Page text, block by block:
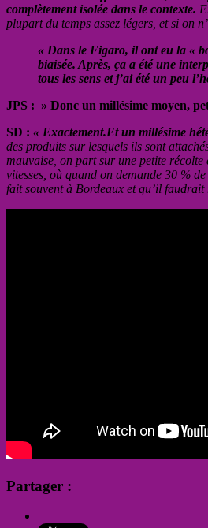
complètement isolée dans le contexte.
plupart du temps assez légers, et si on
« Dans le Figaro, il ont eu la «
biaisée. Après, ça a été une
tous les sens et j’ai été un peu
JPS : » Donc un millésime moyen,
SD : « Exactement.Et un millésime
des produits sur lesquels ils sont
mauvaise, on part sur une petite
vitesses, où quand on demande 30 %
fait souvent à Bordeaux et qu’il faudrait
Partager :